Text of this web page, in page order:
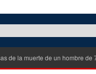
de la muerte de un hombre de